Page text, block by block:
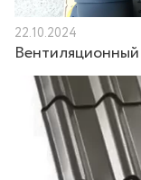
22.10.2024